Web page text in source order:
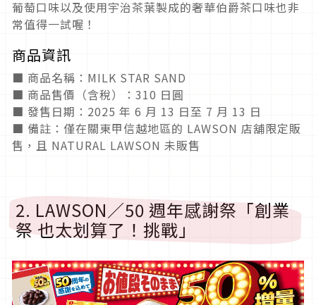
葡萄口味以及使用宇治茶葉製成的奢華伯爵茶口味也非
常值得一試喔！
商品資訊
■ 商品名稱：MILK STAR SAND
■ 商品售價（含稅）：310 日圓
■ 發售日期：2025 年 6 月 13 日至 7 月 13 日
■ 備註：僅在關東甲信越地區的 LAWSON 店舖限定販
售，且 NATURAL LAWSON 未販售
2. LAWSON／50 週年感謝祭「創業
祭 也太划算了！挑戰」